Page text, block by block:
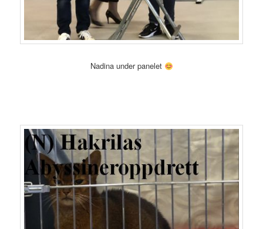
Nadina under panelet